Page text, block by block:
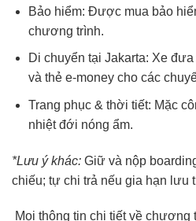
Bảo hiểm: Được mua bảo
chương trình.
Di chuyển tại Jakarta: Xe
và thẻ e-money cho các
Trang phục & thời tiết: Mặc
nhiệt đới nóng ẩm.
*Lưu ý khác: Giữ và nộp
chiếu; tự chi trả nếu gia hạn lưu
Mọi thông tin chi tiết về chương